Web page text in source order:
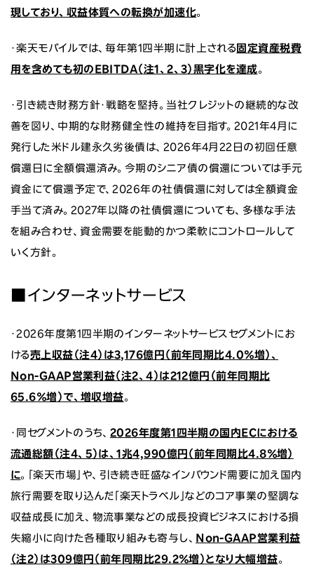
現しており、収益体質への転換が加速化。
・楽天モバイルでは、毎年第1四半期に計上される 固定資産税費
用を含めても初のEBITDA（ 注1、2、3）黒字化を達成。
・引き続き財務方針・戦略を堅持。当社クレジットの継続的な改
善を図り、中期的な財務健全性の維持を目指す。2021年4月に
発行した米ドル建永久劣後債は、2026年4月22日の初回任意
償還日に全額償還済み。今期のシニア債の償還については手元
資金にて償還予定で、2026年の社債償還に対しては全額資金
手当て済み。2027年以降の社債償還についても、多様な手法
を組み合わせ、資金需要を能動的かつ柔軟にコントロールして
いく方針。
■インターネットサービス
・2026年度第1四半期のインターネットサービスセグメントにお
ける売上収益（注4）は3,176億円（前年同期比4.0％増）、
Non-GAAP営業利益（注2、4）は212億円（前年同期比
65.6％増）で、増収増益。
・同セグメントのうち、 2026年度第1四半期の国内ECにおける
流通総額（注4、5）は、1兆4,990億円（前年同期比4.8％増）
に。「楽天市場」や、引き続き旺盛なインバウンド需要に加え国内
旅行需要を取り込んだ「楽天トラベル」などのコア事業の堅調な
収益成長に加え、物流事業などの成長投資ビジネスにおける損
失縮小に向けた各種取り組みも寄与し、
Non-GAAP営業利益
（注2）は309億円（前年同期比29.2％増）となり大幅増益。